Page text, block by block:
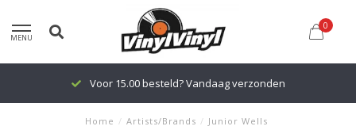
MENU
0
Voor 15.00 besteld? Vandaag verzonden
Home / Artists/Brands / Junior Wells